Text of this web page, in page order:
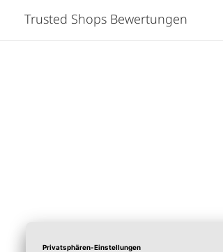
Trusted Shops Bewertungen